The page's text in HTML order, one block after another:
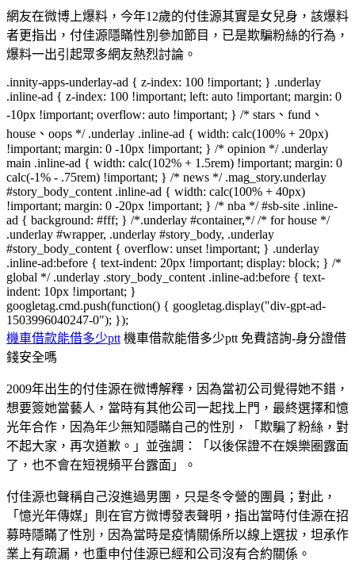
網友在微博上爆料，今年12歲的付佳源其實是女兒身，該爆料
者更指出，付佳源隱瞞性別參加節目，已是欺騙粉絲的行為，
爆料一出引起眾多網友熱烈討論。
.innity-apps-underlay-ad { z-index: 100 !important; } .underlay
.inline-ad { z-index: 100 !important; left: auto !important; margin: 0
-10px !important; overflow: auto !important; } /* stars、fund、
house、oops */ .underlay .inline-ad { width: calc(100% + 20px)
!important; margin: 0 -10px !important; } /* opinion */ .underlay
main .inline-ad { width: calc(102% + 1.5rem) !important; margin: 0
calc(-1% - .75rem) !important; } /* news */ .mag_story.underlay
#story_body_content .inline-ad { width: calc(100% + 40px)
!important; margin: 0 -20px !important; } /* nba */ #sb-site .inline-
ad { background: #fff; } /*.underlay #container,*/ /* for house */
.underlay #wrapper, .underlay #story_body, .underlay
#story_body_content { overflow: unset !important; } .underlay
.inline-ad:before { text-indent: 20px !important; display: block; } /*
global */ .underlay .story_body_content .inline-ad:before { text-
indent: 10px !important; }
googletag.cmd.push(function() { googletag.display("div-gpt-ad-
1503996040247-0"); });
機車借款能借多少ptt 機車借款能借多少ptt 免費諮詢-身分證借
錢安全嗎
2009年出生的付佳源在微博解釋，因為當初公司覺得她不錯，
想要簽她當藝人，當時有其他公司一起找上門，最終選擇和憶
光年合作，因為年少無知隱瞞自己的性別，「欺騙了粉絲，對
不起大家，再次道歉。」並強調：「以後保證不在娛樂圈露面
了，也不會在短視頻平台露面」。
付佳源也聲稱自己沒進過男團，只是冬令營的團員；對此，
「憶光年傳媒」則在官方微博發表聲明，指出當時付佳源在招
募時隱瞞了性別，因為當時是疫情關係所以線上選拔，坦承作
業上有疏漏，也重申付佳源已經和公司沒有合約關係。